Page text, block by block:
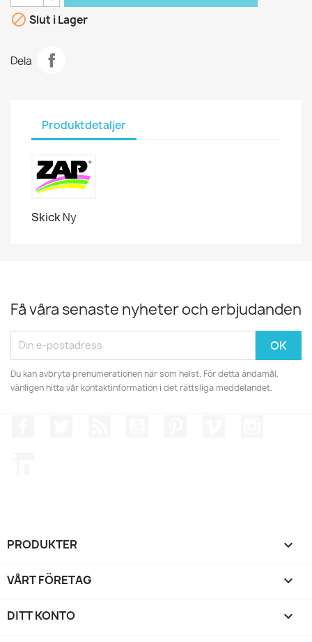
 Slut i Lager
Dela
Produktdetaljer
SkickNy
Få våra senaste nyheter och erbjudanden
Du kan avbryta prenumerationen när som helst. För detta ändamål,
vänligen hitta vår kontaktinformation i det rättsliga meddelandet.
PRODUKTER 
VÅRT FÖRETAG 
DITT KONTO 